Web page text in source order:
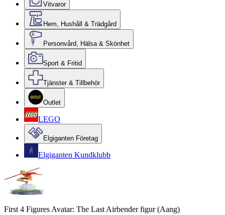
Vitvaror
Hem, Hushåll & Trädgård
Personvård, Hälsa & Skönhet
Sport & Fritid
Tjänster & Tillbehör
Outlet
LEGO
Elgiganten Företag
Elgiganten Kundklubb
First 4 Figures Avatar: The Last Airbender figur (Aang)